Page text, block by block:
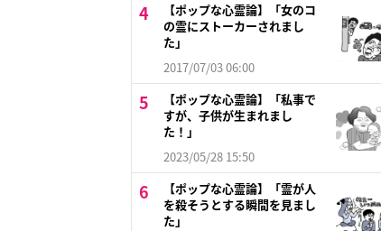
【ポップな心霊論】「女のコ
の霊にストーカーされまし
た」
2017/07/03 06:00
【ポップな心霊論】「私事で
すが、子供が生まれまし
た！」
2023/05/28 15:50
【ポップな心霊論】「霊が人
を殺そうとする瞬間を見まし
た」